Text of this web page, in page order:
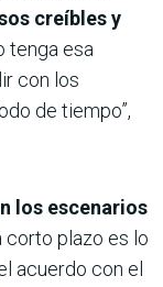
creíbles y
tenga esa
con los
de tiempo”,
los escenarios
corto plazo es lo
acuerdo con el